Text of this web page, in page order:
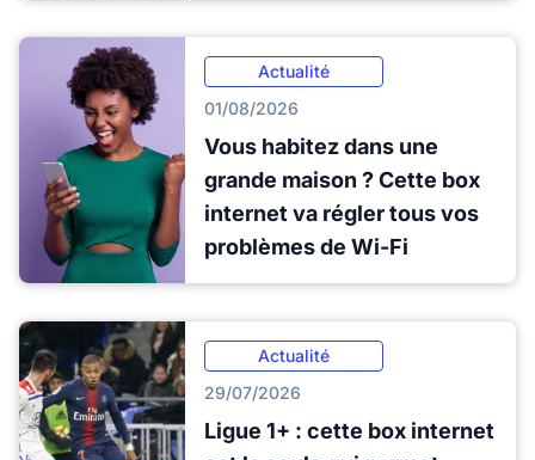
Actualité
01/08/2026
Vous habitez dans une
grande maison ? Cette box
internet va régler tous vos
problèmes de Wi-Fi
Actualité
29/07/2026
Ligue 1+ : cette box internet